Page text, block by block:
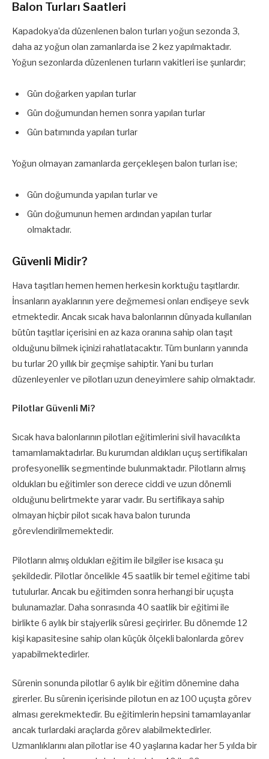
Balon Turları Saatleri
Kapadokya’da düzenlenen balon turları yoğun sezonda 3,
daha az yoğun olan zamanlarda ise 2 kez yapılmaktadır.
Yoğun sezonlarda düzenlenen turların vakitleri ise şunlardır;
Gün doğarken yapılan turlar
Gün doğumundan hemen sonra yapılan turlar
Gün batımında yapılan turlar
Yoğun olmayan zamanlarda gerçekleşen balon turları ise;
Gün doğumunda yapılan turlar ve
Gün doğumunun hemen ardından yapılan turlar
olmaktadır.
Güvenli Midir?
Hava taşıtları hemen hemen herkesin korktuğu taşıtlardır.
İnsanların ayaklarının yere değmemesi onları endişeye sevk
etmektedir. Ancak sıcak hava balonlarının dünyada kullanılan
bütün taşıtlar içerisini en az kaza oranına sahip olan taşıt
olduğunu bilmek içinizi rahatlatacaktır. Tüm bunların yanında
bu turlar 20 yıllık bir geçmişe sahiptir. Yani bu turları
düzenleyenler ve pilotları uzun deneyimlere sahip olmaktadır.
Pilotlar Güvenli Mi?
Sıcak hava balonlarının pilotları eğitimlerini sivil havacılıkta
tamamlamaktadırlar. Bu kurumdan aldıkları uçuş sertifikaları
profesyonellik segmentinde bulunmaktadır. Pilotların almış
oldukları bu eğitimler son derece ciddi ve uzun dönemli
olduğunu belirtmekte yarar vadır. Bu sertifikaya sahip
olmayan hiçbir pilot sıcak hava balon turunda
görevlendirilmemektedir.
Pilotların almış oldukları eğitim ile bilgiler ise kısaca şu
şekildedir. Pilotlar öncelikle 45 saatlik bir temel eğitime tabi
tutulurlar. Ancak bu eğitimden sonra herhangi bir uçuşta
bulunamazlar. Daha sonrasında 40 saatlik bir eğitimi ile
birlikte 6 aylık bir stajyerlik süresi geçirirler. Bu dönemde 12
kişi kapasitesine sahip olan küçük ölçekli balonlarda görev
yapabilmektedirler.
Sürenin sonunda pilotlar 6 aylık bir eğitim dönemine daha
girerler. Bu sürenin içerisinde pilotun en az 100 uçuşta görev
alması gerekmektedir. Bu eğitimlerin hepsini tamamlayanlar
ancak turlardaki araçlarda görev alabilmektedirler.
Uzmanlıklarını alan pilotlar ise 40 yaşlarına kadar her 5 yılda bir